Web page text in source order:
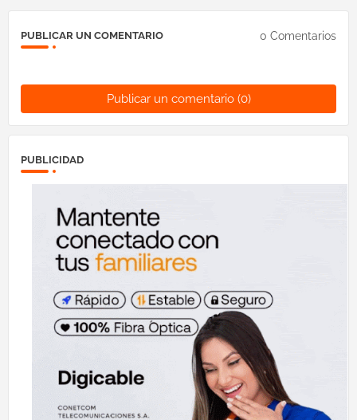
PUBLICAR UN COMENTARIO 0 Comentarios
Publicar un comentario (0)
PUBLICIDAD